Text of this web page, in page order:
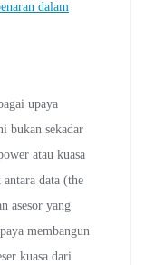
dalam
upaya
bukan sekadar
atau kuasa
data (the
asesor yang
membangun
kuasa dari